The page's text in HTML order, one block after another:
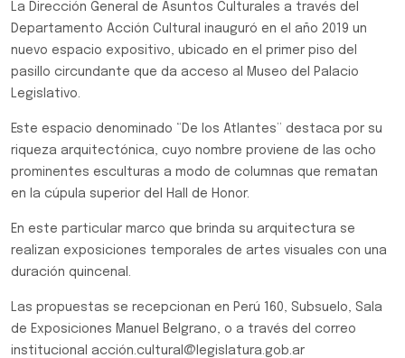
La Dirección General de Asuntos Culturales a través del
Departamento Acción Cultural inauguró en el año 2019 un
nuevo espacio expositivo, ubicado en el primer piso del
pasillo circundante que da acceso al Museo del Palacio
Legislativo.
Este espacio denominado “De los Atlantes” destaca por su
riqueza arquitectónica, cuyo nombre proviene de las ocho
prominentes esculturas a modo de columnas que rematan
en la cúpula superior del Hall de Honor.
En este particular marco que brinda su arquitectura se
realizan exposiciones temporales de artes visuales con una
duración quincenal.
Las propuestas se recepcionan en Perú 160, Subsuelo, Sala
de Exposiciones Manuel Belgrano, o a través del correo
institucional acción.cultural@legislatura.gob.ar